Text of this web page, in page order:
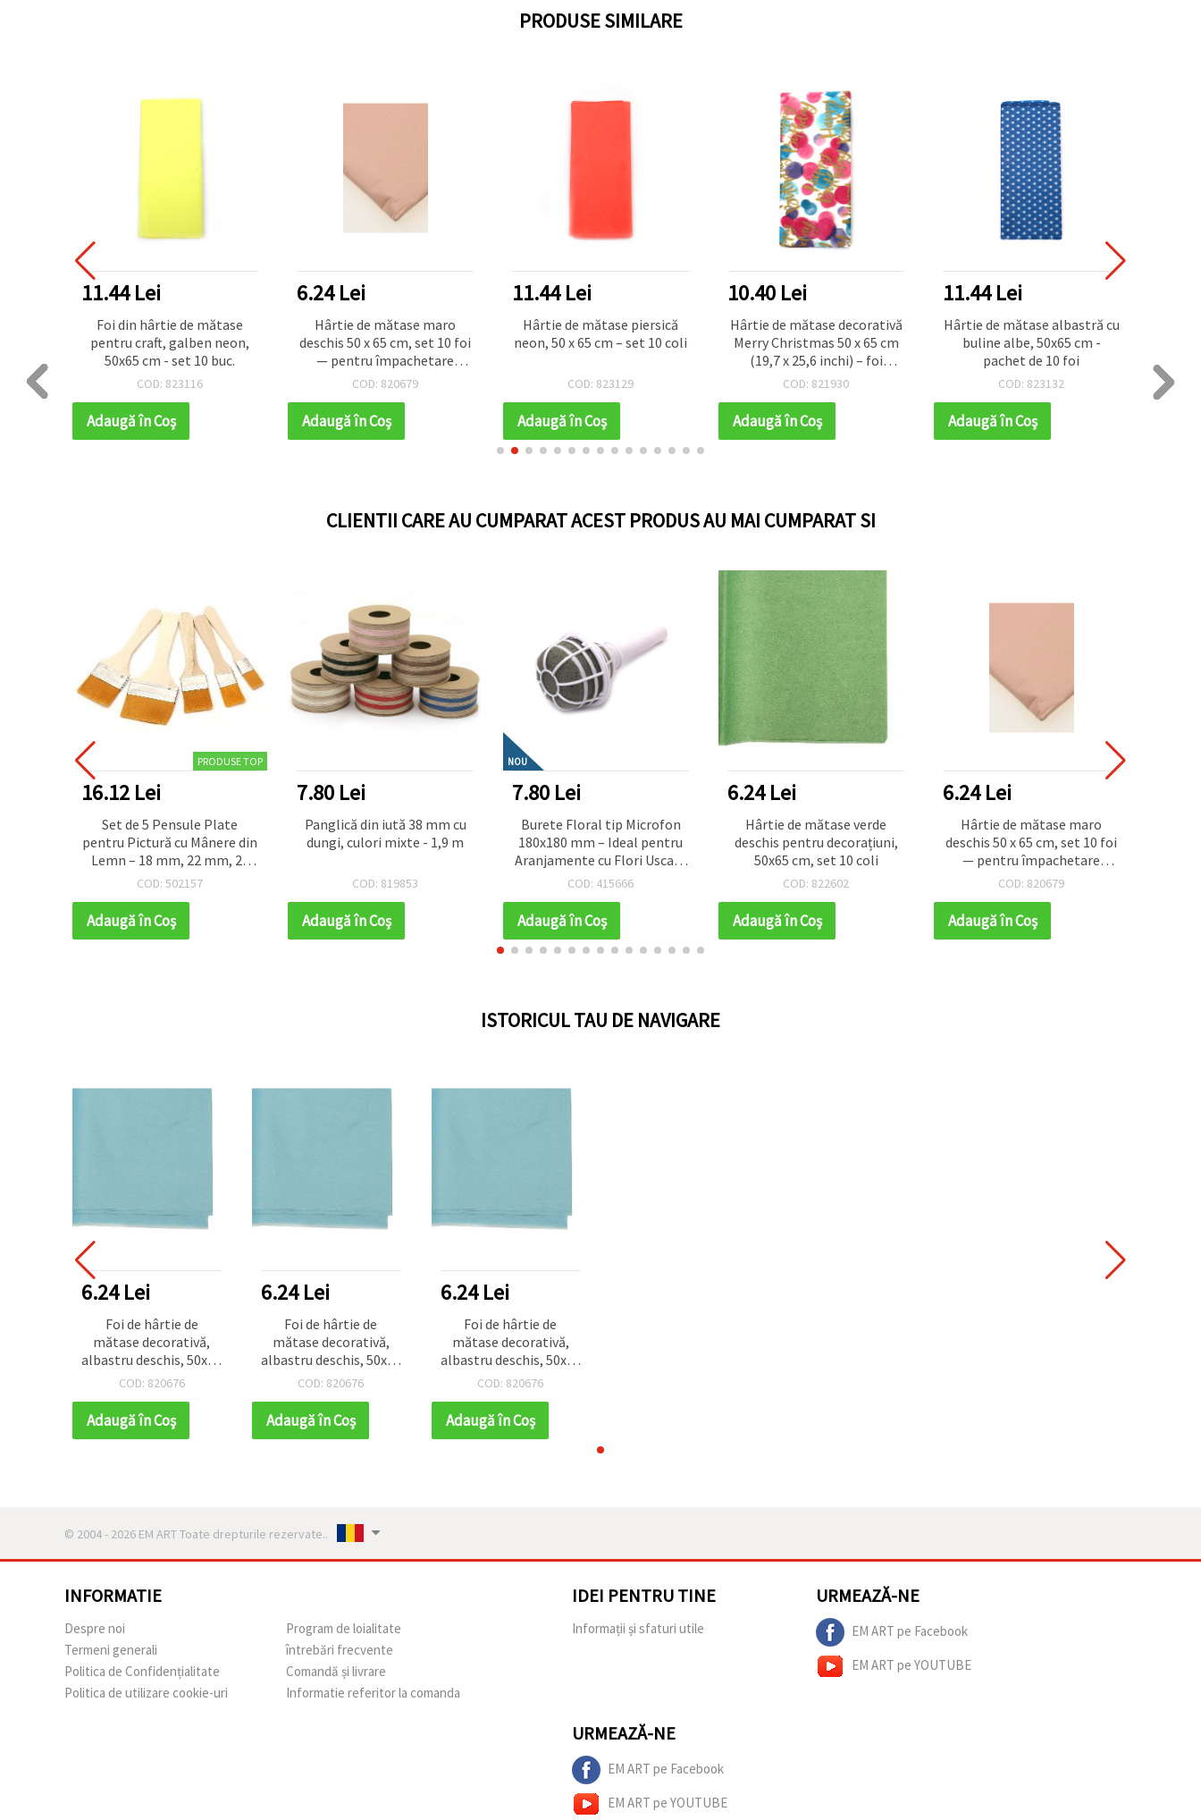
PRODUSE SIMILARE
11.44 Lei
Foi din hârtie de mătase
pentru craft, galben neon,
50x65 cm - set 10 buc.
COD: 823116
Adaugă în Coş
6.24 Lei
Hârtie de mătase maro
deschis 50 x 65 cm, set 10 foi
— pentru împachetare
cadouri, ambalare, proiecte
petreceri
COD: 820679
Adaugă în Coş
11.44 Lei
Hârtie de mătase piersică
neon, 50 x 65 cm – set 10 coli
COD: 823129
Adaugă în Coş
10.40 Lei
Hârtie de mătase decorativă
Merry Christmas 50 x 65 cm
(19,7 x 25,6 inchi) – foi
festive pentru ambalaj
cadou, decupaj, hobby și
craft, 10 foi
COD: 821930
Adaugă în Coş
11.44 Lei
Hârtie de mătase albastră cu
buline albe, 50x65 cm -
pachet de 10 foi
COD: 823132
Adaugă în Coş
CLIENTII CARE AU CUMPARAT ACEST PRODUS AU MAI CUMPARAT SI
PRODUSE TOP
16.12 Lei
Set de 5 Pensule Plate
pentru Pictură cu Mânere din
Lemn – 18 mm, 22 mm, 24
mm, 30 mm, 47 mm | EM
COD: 502157
Adaugă în Coş
7.80 Lei
Panglică din iută 38 mm cu
dungi, culori mixte - 1,9 m
COD: 819853
Adaugă în Coş
NOU
7.80 Lei
Burete Floral tip Microfon
180x180 mm – Ideal pentru
Aranjamente cu Flori Uscate
și Decorațiuni
COD: 415666
Adaugă în Coş
6.24 Lei
Hârtie de mătase verde
deschis pentru decorațiuni,
50x65 cm, set 10 coli
COD: 822602
Adaugă în Coş
6.24 Lei
Hârtie de mătase maro
deschis 50 x 65 cm, set 10 foi
— pentru împachetare
cadouri, ambalare, proiecte
petreceri
COD: 820679
Adaugă în Coş
ISTORICUL TAU DE NAVIGARE
6.24 Lei
Foi de hârtie de
mătase decorativă,
albastru deschis, 50x65
cm – set 10 bucăți
COD: 820676
Adaugă în Coş
6.24 Lei
Foi de hârtie de
mătase decorativă,
albastru deschis, 50x65
cm – set 10 bucăți
COD: 820676
Adaugă în Coş
6.24 Lei
Foi de hârtie de
mătase decorativă,
albastru deschis, 50x65
cm – set 10 bucăți
COD: 820676
Adaugă în Coş
© 2004 - 2026 EM ART Toate drepturile rezervate..
INFORMATIE
Despre noi
Termeni generali
Politica de Confidențialitate
Politica de utilizare cookie-uri
Program de loialitate
întrebări frecvente
Comandă și livrare
Informatie referitor la comanda
IDEI PENTRU TINE
Informații și sfaturi utile
URMEAZĂ-NE
EM ART pe Facebook
EM ART pe YOUTUBE
URMEAZĂ-NE
EM ART pe Facebook
EM ART pe YOUTUBE